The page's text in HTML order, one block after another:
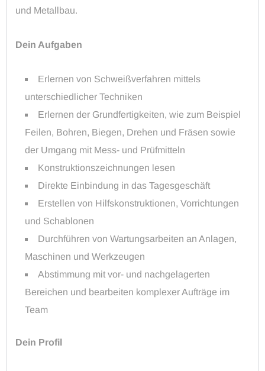
und Metallbau.
Dein Aufgaben
Erlernen von Schweißverfahren mittels
unterschiedlicher Techniken
Erlernen der Grundfertigkeiten, wie zum Beispiel
Feilen, Bohren, Biegen, Drehen und Fräsen sowie
der Umgang mit Mess- und Prüfmitteln
Konstruktionszeichnungen lesen
Direkte Einbindung in das Tagesgeschäft
Erstellen von Hilfskonstruktionen, Vorrichtungen
und Schablonen
Durchführen von Wartungsarbeiten an Anlagen,
Maschinen und Werkzeugen
Abstimmung mit vor- und nachgelagerten
Bereichen und bearbeiten komplexer Aufträge im
Team
Dein Profil